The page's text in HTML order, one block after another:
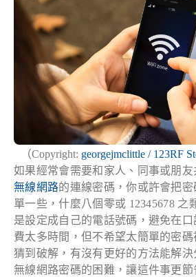
（Copyright: georgejmclittle / 123RF
如果經常會需要和家人、同事或朋
無線網路的連線密碼，你或許會把密
單一些，什麼八個零或 12345678 之
是設定成自己的電話號碼，避免在口
費太多時間，但不希望太簡單的密碼
猜到破解，有沒有更好的方法能解決
無線網路密碼的困難，讓這件事更節